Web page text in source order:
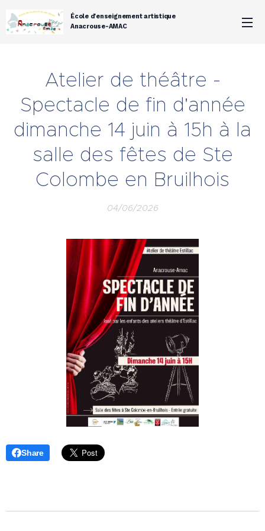
École d'enseignement artistique
Anacrouse-AMAC
Atelier de théâtre -
Spectacle de fin d'année
dimanche 14 juin à 15h à la
salle des fêtes de Ste
Colombe en Bruilhois
04/06/2026
Share